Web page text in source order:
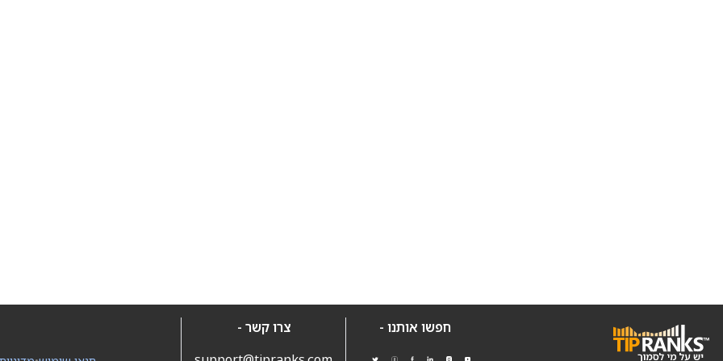
חפשו אותנו -
צרו קשר -